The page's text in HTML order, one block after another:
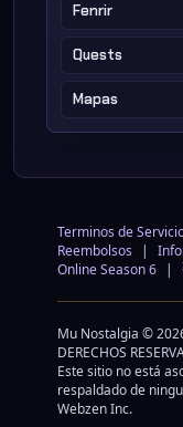
Fenrir
Quests
Mapas
Terminos de
Reembolsos |
Online Season 6 |
Mu Nostalgia ©
DERECHOS
Este sitio no está
respaldado de
Webzen Inc.